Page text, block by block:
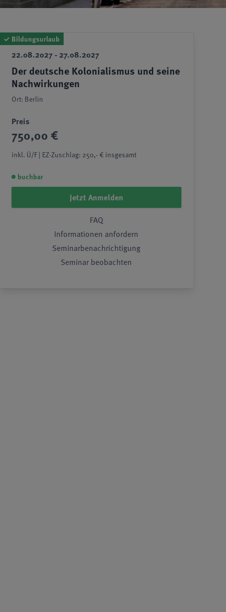
✓ Bildungsurlaub
22.08.2027 - 27.08.2027
Der deutsche Kolonialismus und seine
Nachwirkungen
Ort: Berlin
Preis
750,00 €
inkl. Ü/F | EZ-Zuschlag: 250,- € insgesamt
buchbar
Jetzt Anmelden
FAQ
Informationen anfordern
Seminarbenachrichtigung
Seminar beobachten